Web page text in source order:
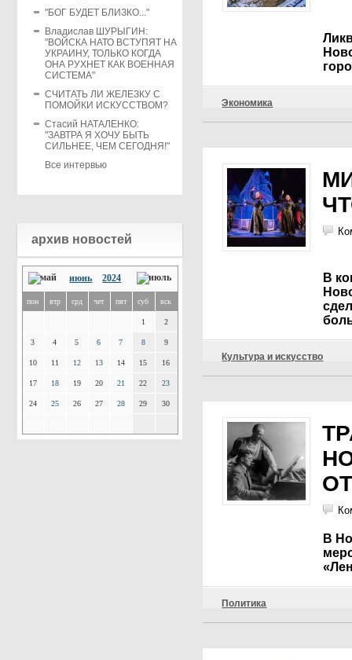
"БОГ БУДЕТ БЛИЗКО..."
Владислав ШУРЫГИН:
"ВОЙСКА НАТО ВСТУПЯТ НА
УКРАИНУ, ТОЛЬКО КОГДА
ОНА РУХНЕТ КАК ВОЕННАЯ
СИСТЕМА"
СЧИТАТЬ ЛИ ЖЕЛЕЗКУ С
ПОМОЙКИ ИСКУССТВОМ?
Стасий НАТАЛЕНКО:
"ЗАВТРА Я ХОЧУ БЫТЬ
СИЛЬНЕЕ, ЧЕМ СЕГОДНЯ!"
Все интервью
архив новостей
июнь 2024
пон втр срд чет пят суб вск
1 2
3 4 5 6 7 8 9
10 11 12 13 14 15 16
17 18 19 20 21 22 23
24 25 26 27 28 29 30
Экономика
В
Культура и искусство
В
Политика